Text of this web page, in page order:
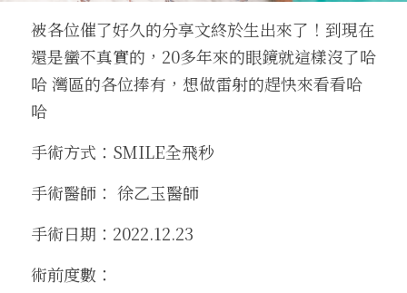
被各位催了好久的分享文終於生出來了！到現在
還是蠻不真實的，20多年來的眼鏡就這樣沒了哈
哈 灣區的各位捧有，想做雷射的趕快來看看哈
哈
手術方式：SMILE全飛秒
手術醫師： 徐乙玉醫師
手術日期：2022.12.23
術前度數：